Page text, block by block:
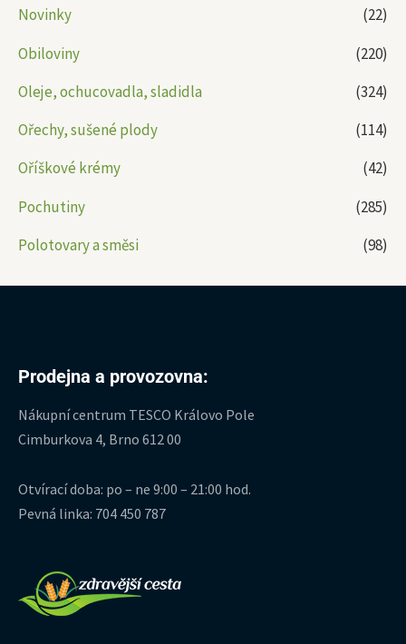
Novinky
(22)
Obiloviny
(220)
Oleje, ochucovadla, sladidla
(324)
Ořechy, sušené plody
(114)
Oříškové krémy
(42)
Pochutiny
(285)
Polotovary a směsi
(98)
Prodejna a provozovna:
Nákupní centrum TESCO Královo Pole
Cimburkova 4, Brno 612 00
Otvírací doba: po – ne 9:00 – 21:00 hod.
Pevná linka: 704 450 787